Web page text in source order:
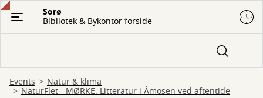
Gå
hovedindhold
Sorø
Bibliotek & Bykontor forside
Events Natur & klima
NaturFlet - MØRKE: Litteratur i Åmosen ved aftentide